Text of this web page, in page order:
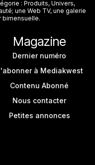
: Produits, Univers,
une Web TV, une galerie
bimensuelle.
Magazine
Dernier numéro
à Mediakwest
Contenu Abonné
Nous contacter
Petites annonces